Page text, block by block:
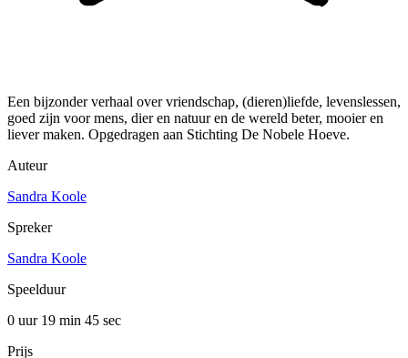
Een bijzonder verhaal over vriendschap, (dieren)liefde, levenslessen,
goed zijn voor mens, dier en natuur en de wereld beter, mooier en
liever maken. Opgedragen aan Stichting De Nobele Hoeve.
Auteur
Sandra Koole
Spreker
Sandra Koole
Speelduur
0 uur 19 min 45 sec
Prijs